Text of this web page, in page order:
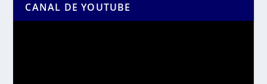
CANAL DE YOUTUBE